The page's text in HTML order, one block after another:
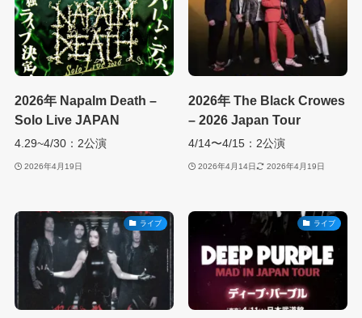
2026年 Napalm Death –
Solo Live JAPAN
4.29~4/30：2公演
2026年4月19日
2026年 The Black Crowes
– 2026 Japan Tour
4/14〜4/15：2公演
2026年4月14日 2026年4月19日
ライブ ライブ